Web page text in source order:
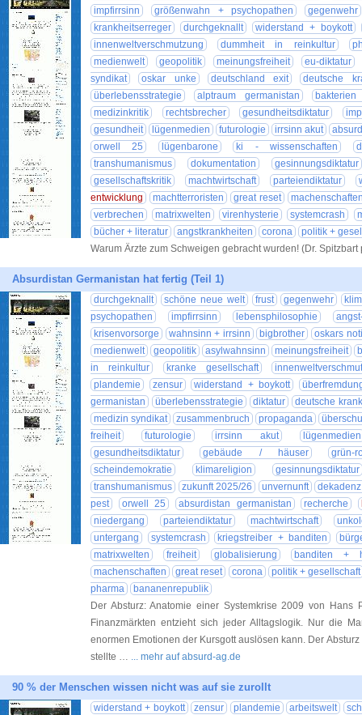
impfirrsinn
größenwahn + psychopathen
gegenwehr
krankheitserreger
durchgeknallt
widerstand + boykott
innenweltverschmutzung
dummheit in reinkultur
medienwelt
geopolitik meinungsfreiheit
eu-diktatur
syndikat
oskar unke deutschland exit
deutsche
überlebensstrategie
alptraum germanistan
medizinkritik
rechtsbrecher gesundheitsdiktatur
gesundheit
lügenmedien futurologie irrsinn akut
orwell 25
lügenbarone ki - wissenschaften
transhumanismus
dokumentation
gesinnungsdiktatur
gesellschaftskritik
machtwirtschaft parteiendiktatur
entwicklung
machtterroristen great reset
verbrechen
matrixwelten virenhysterie systemcrash
bücher + literatur
angstkrankheiten corona
politik +
Warum Ärzte zum Schweigen gebracht wurden! (Dr.
Absurdistan Germanistan hat fertig (Teil 1)
durchgeknallt schöne neue welt frust gegenwehr
psychopathen
impfirrsinn lebensphilosophie
krisenvorsorge
wahnsinn + irrsinn bigbrother
oskars
medienwelt
geopolitik asylwahnsinn meinungsfreiheit
in reinkultur
kranke gesellschaft
plandemie
zensur widerstand + boykott
germanistan
überlebensstrategie diktatur
deutsche
medizin syndikat
zusammenbruch propaganda
freiheit
futurologie irrsinn akut
lügenmedien
gesundheitsdiktatur
gebäude / häuser
grün-
scheindemokratie
klimareligion
gesinnungsdiktatur
transhumanismus
zukunft 2025/26 unvernunft
pest
orwell 25 absurdistan germanistan recherche
niedergang
parteiendiktatur machtwirtschaft
untergang
systemcrash kriegstreiber + banditen
matrixwelten
freiheit globalisierung
banditen +
machenschaften
great reset corona
politik + gesellschaft
pharma
bananenrepublik
Der Absturz: Anatomie einer Systemkrise 2009 von Hans
Finanzmärkten entzieht sich jeder Alltagslogik. Nur die
enormen Emotionen der Kursgott auslösen kann. Der
stellte … ... mehr auf absurd-ag.de
90 % der Menschen wissen nicht was auf sie zurollt
widerstand + boykott zensur plandemie arbeitswelt